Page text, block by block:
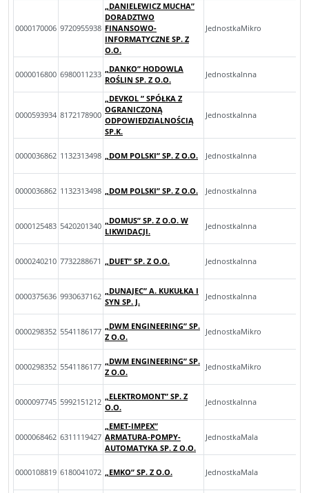
0000170006 9720955938
„DANIELEWICZ MUCHA”
DORADZTWO
FINANSOWO-
INFORMATYCZNE SP. Z
O.O.
JednostkaMikro
0000016800 6980011233
„DANKO” HODOWLA
ROŚLIN SP. Z O.O.
JednostkaInna
0000593934 8172178900
„DEVKOL ” SPÓŁKA Z
OGRANICZONĄ
ODPOWIEDZIALNOŚCIĄ
SP.K.
JednostkaInna
0000036862 1132313498 „DOM POLSKI” SP. Z O.O. JednostkaInna
0000036862 1132313498 „DOM POLSKI” SP. Z O.O. JednostkaInna
0000125483 5420201340
„DOMUS” SP. Z O.O. W
LIKWIDACJI.
JednostkaInna
0000240210 7732288671 „DUET” SP. Z O.O. JednostkaInna
0000375636 9930637162
„DUNAJEC” A. KUKUŁKA I
SYN SP. J.
JednostkaInna
0000298352 5541186177
„DWM ENGINEERING” SP.
Z O.O.
JednostkaMikro
0000298352 5541186177
„DWM ENGINEERING” SP.
Z O.O.
JednostkaMikro
0000097745 5992151212
„ELEKTROMONT” SP. Z
O.O.
JednostkaInna
0000068462 6311119427
„EMET-IMPEX”
ARMATURA-POMPY-
AUTOMATYKA SP. Z O.O.
JednostkaMala
0000108819 6180041072 „EMKO” SP. Z O.O. JednostkaMala